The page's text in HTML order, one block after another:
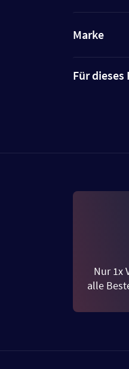
Marke
Für
Nur 1x
alle